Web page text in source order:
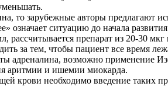
то зарубежные авторы предлагают
означает ситуацию до начала
рассчитывается препарат из 20-30
за тем, чтобы пациент все время
адреналина, возможно применение
аритмии и ишемии миокарда.
крови необходимо введение таких